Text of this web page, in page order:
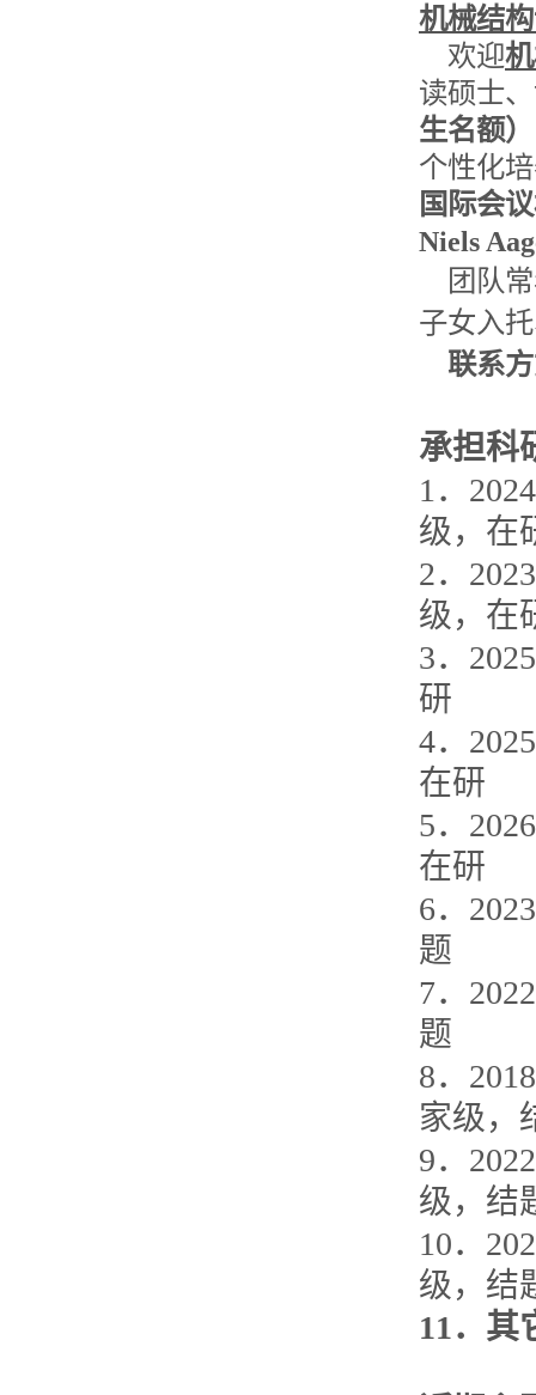
机械结
欢迎
读硕士
生名额）
个性化
国际会
Niels
团队常
子女入
联系方
承担科
1 ．
级， 在
2．
级， 在
3． 2025
研
4． 2025
在研
5．
在研
6．
题
7．
题
8．
家级，
9． 2022
级， 结
10．
级，结
11．其